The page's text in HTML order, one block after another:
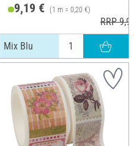
9,19 € (1 m = 0,20 €)
RRP
Mix Blu